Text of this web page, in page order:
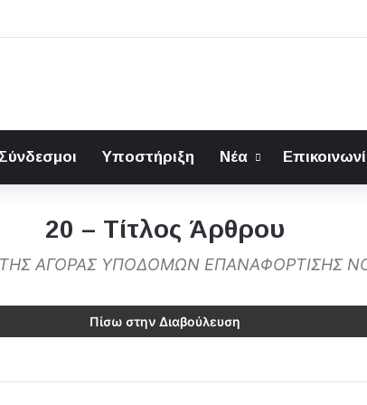
Υποστήριξη Νέα
20 – Τίτλος Άρθρου
ΑΓΟΡΑΣ ΥΠΟΔΟΜΩΝ ΕΠΑΝΑΦΟΡΤΙΣΗΣ
Πίσω στην Διαβούλευση